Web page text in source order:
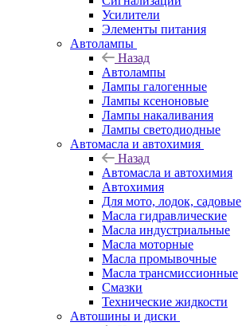
Усилители
Элементы питания
Автолампы
Назад
Автолампы
Лампы галогенные
Лампы ксеноновые
Лампы накаливания
Лампы светодиодные
Автомасла и автохимия
Назад
Автомасла и автохимия
Автохимия
Для мото, лодок, садовые
Масла гидравлические
Масла индустриальные
Масла моторные
Масла промывочные
Масла трансмиссионные
Смазки
Технические жидкости
Автошины и диски